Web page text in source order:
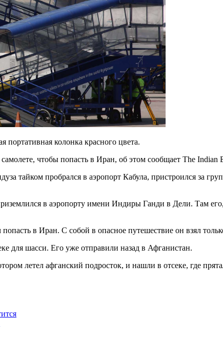
портативная колонка красного цвета.
чтобы попасть в Иран, об этом сообщает The Indian
тайком пробрался в аэропорт Кабула, пристроился за
в аэропорту имени Индиры Ганди в Дели. Там
в Иран. С собой в опасное путешествие он взял
для шасси. Его уже отправили назад в Афганистан.
летел афганский подросток, и нашли в отсеке, где